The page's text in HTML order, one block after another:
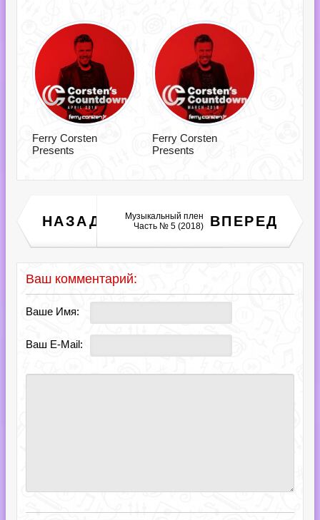
Ferry Corsten
Presents
Ferry Corsten
Presents
НАЗАД
Виктор Зинчук - Концерт
на радио Маяк (2018)
ВПЕРЕД
Музыкальный плен
Часть № 5 (2018)
Ваш комментарий:
Ваше Имя:
Ваш E-Mail: